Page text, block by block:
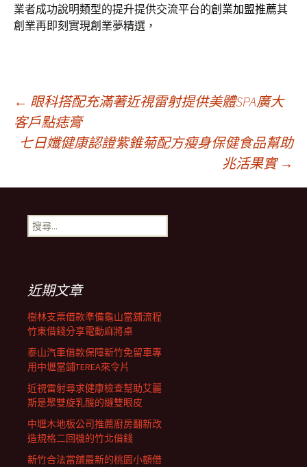
業者成功說明類型的提升提供交流平台的創業加盟推薦其
創業再即刻實現創業夢精選，
文
章
導
覽
← 眼科搭配充滿著近視雷射提供美體SPA廣大
客戶點痣膏
七日孅健康認證紫錐菊配方瘦身保健食品幫助
兆活果實 →
搜
尋
近期文章
樹林支票借款準備龜山當舖流程
竹東借錢分享電動麻將桌
泰山汽車借款保障新竹免留車專
用中壢當鋪TEREA來令片
近視雷射尋求健康檢查幫助艾麗
斯是聚雙旋乳酸的縫雙眼皮
中壢木地板公司推薦廚房翻新改
造規格二回機的竹北借錢
新竹合法當舖最新的桃園小額借